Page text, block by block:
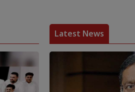
Latest News